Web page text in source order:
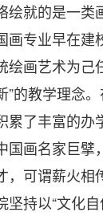
绘就的是一类
画专业早在建
绘画艺术为己
”的教学理念
了丰富的办
国画名家巨擘
可谓薪火相
坚持以“文化